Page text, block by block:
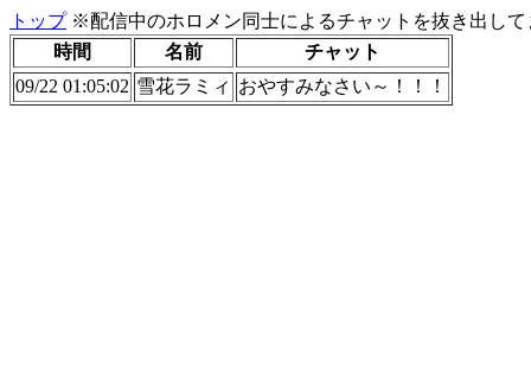
トップ※配信中のホロメン同士によるチャットを抜き出して
時間
名前
チャット
09/22 01:05:02 雪花ラミィ おやすみなさい～！！！